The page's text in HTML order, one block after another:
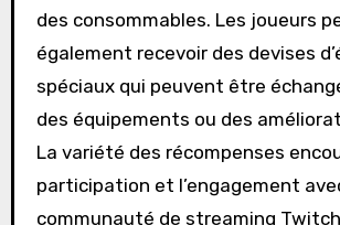
des consommables. Les joueurs
également recevoir des devises
spéciaux qui peuvent être
des équipements ou des
La variété des récompenses
participation et l’engagement
communauté de streaming